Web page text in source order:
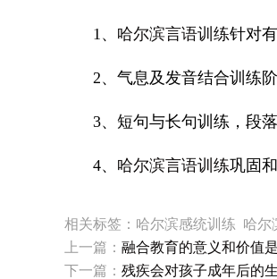
1、 哈尔滨言语训练针对
2、气息及发音结合训练
3、短句与长句训练，段
4、 哈尔滨言语训练巩固
相关标签：哈尔滨感统训练 哈
上一篇： 融合教育的意义和价值
下一篇： 残疾会对孩子成年后的